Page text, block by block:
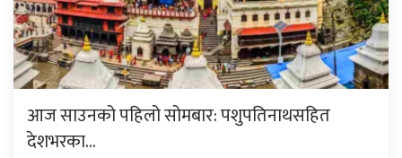
आज साउनको पहिलो सोमबार: पशुपतिनाथसहित
देशभरका…